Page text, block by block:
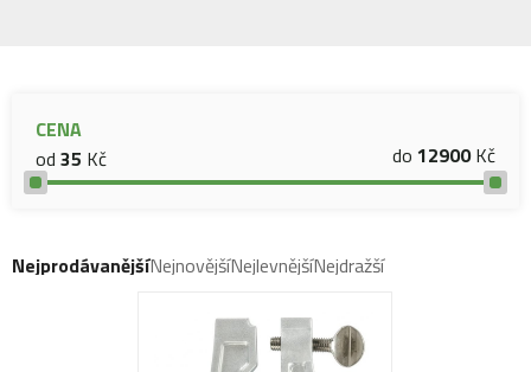
CENA
od 35 Kč do 12900Kč
NejprodávanějšíNejnovějšíNejlevnějšíNejdražší